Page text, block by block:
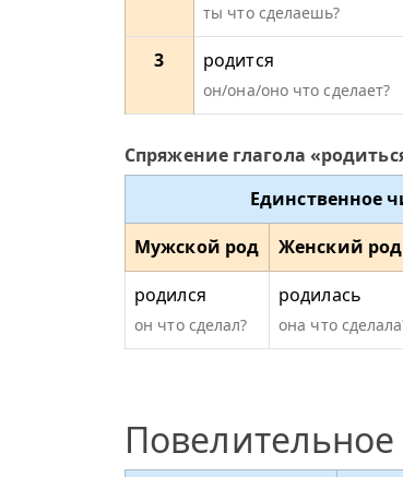
ты что сделаешь?
3 родится
он/она/оно что сделает?
Спряжение глагола
Единственное
Мужской род Женский род
родился
он что сделал?
родилась
она что